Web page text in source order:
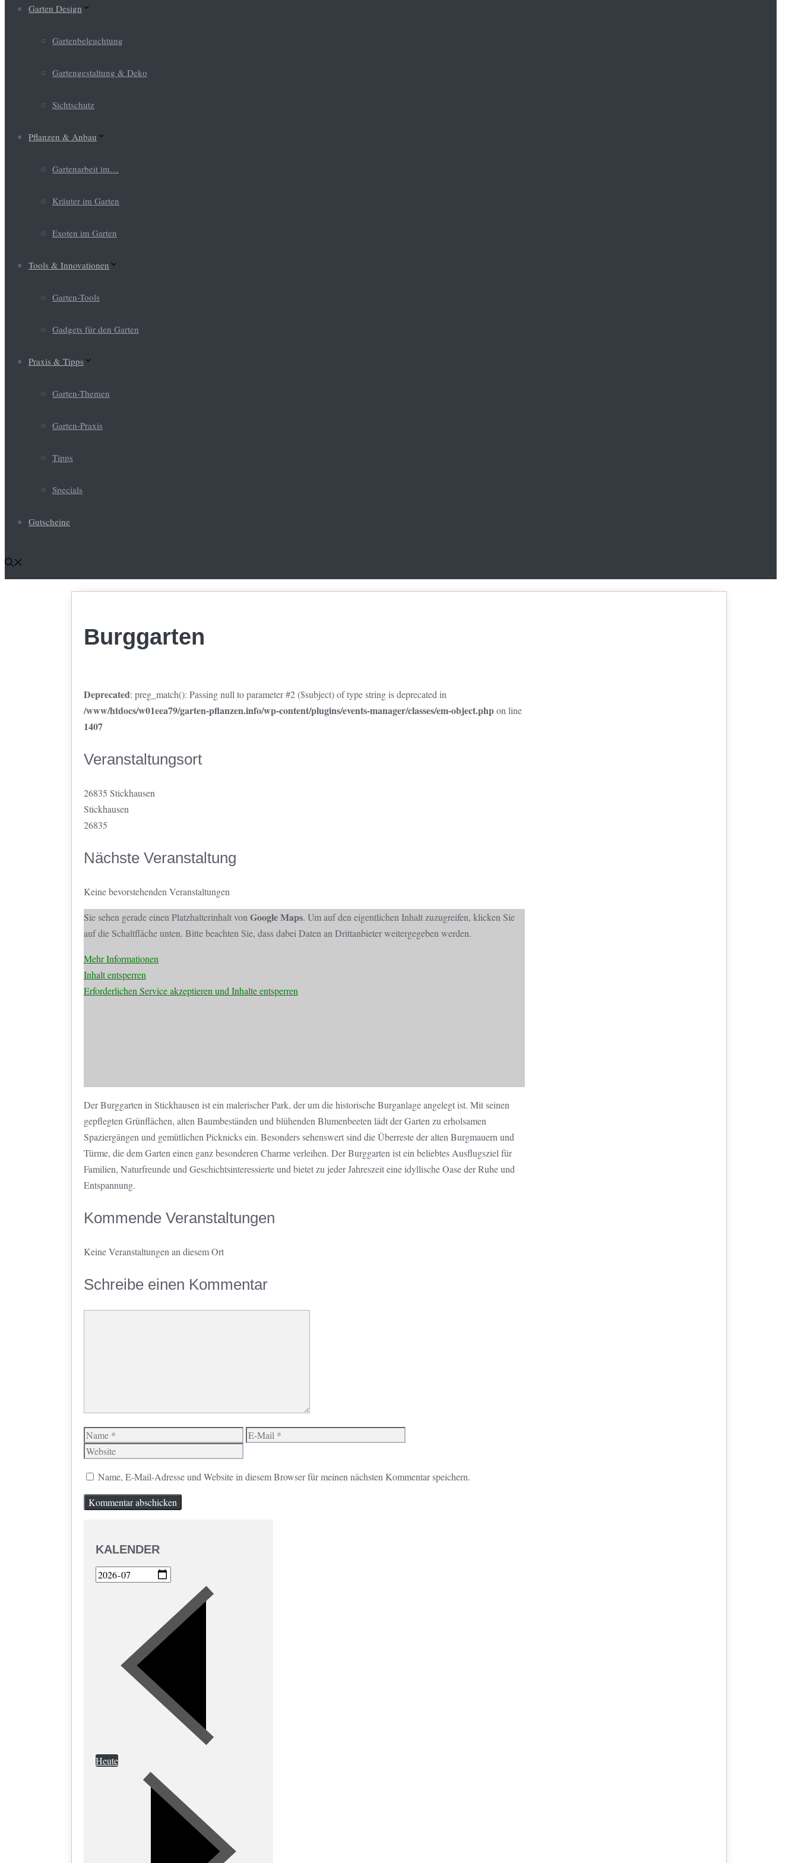
Garten Design
Gartenbeleuchtung
Gartengestaltung & Deko
Sichtschutz
Pflanzen & Anbau
Gartenarbeit im…
Kräuter im Garten
Exoten im Garten
Tools & Innovationen
Garten-Tools
Gadgets für den Garten
Praxis & Tipps
Garten-Themen
Garten-Praxis
Tipps
Specials
Gutscheine
Burggarten
Deprecated: preg_match(): Passing null to parameter #2 ($subject) of type string is deprecated in
/www/htdocs/w01eea79/garten-pflanzen.info/wp-content/plugins/events-manager/classes/em-object.phpon line
1407
Veranstaltungsort
26835 Stickhausen
Stickhausen
26835
Nächste Veranstaltung
Keine bevorstehenden Veranstaltungen
Sie sehen gerade einen Platzhalterinhalt von Google Maps. Um auf den eigentlichen Inhalt zuzugreifen, klicken Sie
auf die Schaltfläche unten. Bitte beachten Sie, dass dabei Daten an Drittanbieter weitergegeben werden.
Mehr Informationen
Inhalt entsperren
Erforderlichen Service akzeptieren und Inhalte entsperren
Der Burggarten in Stickhausen ist ein malerischer Park, der um die historische Burganlage angelegt ist. Mit seinen
gepflegten Grünflächen, alten Baumbeständen und blühenden Blumenbeeten lädt der Garten zu erholsamen
Spaziergängen und gemütlichen Picknicks ein. Besonders sehenswert sind die Überreste der alten Burgmauern und
Türme, die dem Garten einen ganz besonderen Charme verleihen. Der Burggarten ist ein beliebtes Ausflugsziel für
Familien, Naturfreunde und Geschichtsinteressierte und bietet zu jeder Jahreszeit eine idyllische Oase der Ruhe und
Entspannung.
Kommende Veranstaltungen
Keine Veranstaltungen an diesem Ort
Schreibe einen Kommentar
Name
E-
Name, E-Mail-Adresse und Website in diesem Browser für meinen nächsten Kommentar speichern.
KALENDER
Heute